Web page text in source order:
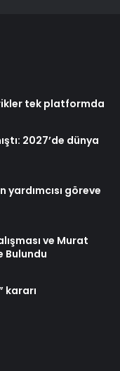
tek platformda
2027’de dünya
yardımcısı göreve
ve Murat
Bulundu
kararı